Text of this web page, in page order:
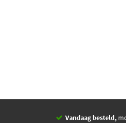
Vandaag besteld,